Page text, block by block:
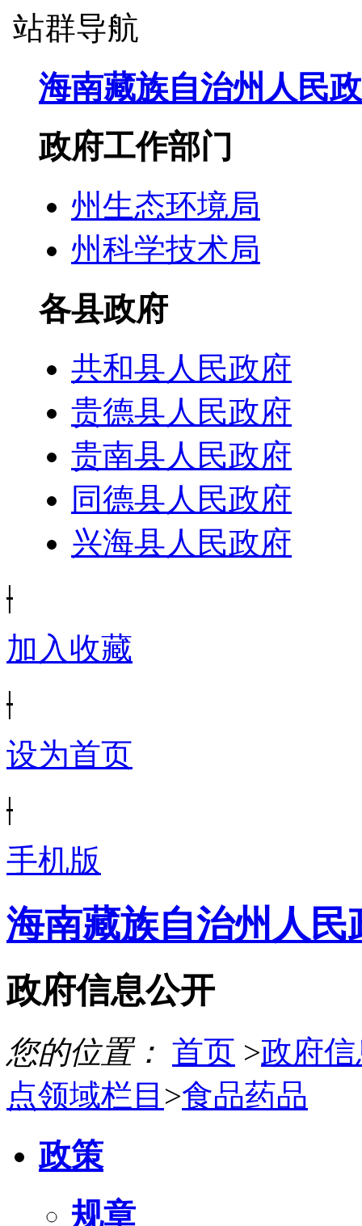
站群导航
海南藏族自治州人民
政府工作部门
州生态环境局
州科学技术局
各县政府
共和县人民政府
贵德县人民政府
贵南县人民政府
同德县人民政府
兴海县人民政府
|
加入收藏
|
设为首页
|
手机版
海南藏族自治州人民
政府信息公开
您的位置： 首页 >政府
点领域栏目 >食品药品
政策
规章